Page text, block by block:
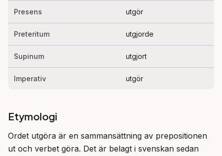
Presens utgör
Preteritum utgjorde
Supinum utgjort
Imperativ utgör
Etymologi
Ordet utgöra är en sammansättning av prepositionen
ut och verbet göra. Det är belagt i svenskan sedan